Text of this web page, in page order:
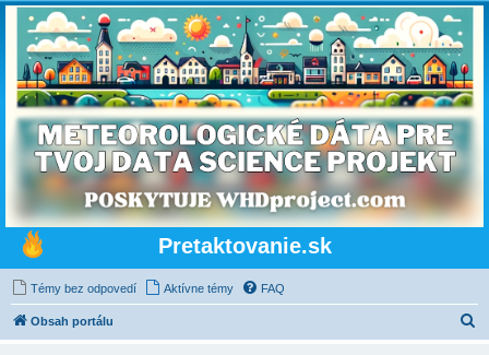
Pretaktovanie.sk
Témy bez odpovedí Aktívne témy FAQ
Obsah portálu